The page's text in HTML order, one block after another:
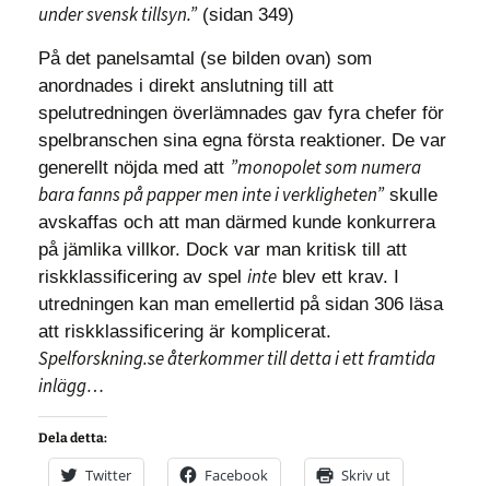
under svensk tillsyn.”(sidan 349)
På det panelsamtal (se bilden ovan) som
anordnades i direkt anslutning till att
spelutredningen överlämnades gav fyra chefer för
spelbranschen sina egna första reaktioner. De var
generellt nöjda med att ”monopolet som numera
bara fanns på papper men inte i verkligheten”skulle
avskaffas och att man därmed kunde konkurrera
på jämlika villkor. Dock var man kritisk till att
riskklassificering av spel inte blev ett krav. I
utredningen kan man emellertid på sidan 306 läsa
att riskklassificering är komplicerat.
Spelforskning.se återkommer till detta i ett framtida
inlägg…
Dela detta:
Twitter Facebook Skriv ut